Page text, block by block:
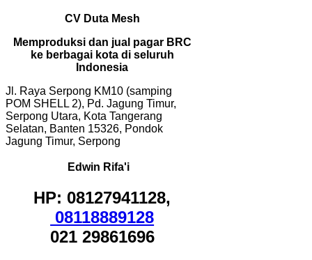
CV Duta Mesh
Memproduksi dan jual pagar BRC
ke berbagai kota di seluruh
Indonesia
Jl. Raya Serpong KM10 (samping
POM SHELL 2), Pd. Jagung Timur,
Serpong Utara, Kota Tangerang
Selatan, Banten 15326, Pondok
Jagung Timur, Serpong
Edwin Rifa'i
HP: 08127941128,
08118889128
021 29861696